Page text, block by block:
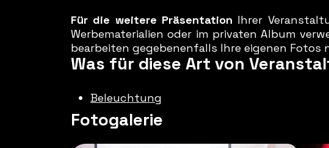
Für die weitere Präsentation Ihrer
Werbematerialien oder im privaten Album
bearbeiten gegebenenfalls Ihre eigenen Fotos
Was für diese Art von
Beleuchtung
Fotogalerie